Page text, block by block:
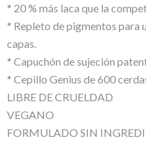
* 20 % más laca que la
* Repleto de pigmentos para
capas.
* Capuchón de sujeción
* Cepillo Genius de 600
LIBRE DE CRUELDAD
VEGANO
FORMULADO SIN